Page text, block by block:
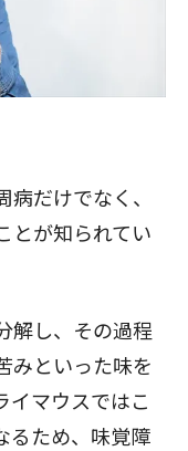
だけでなく、
とが知られてい
解し、その過程
みといった味を
イマウスではこ
るため、味覚障